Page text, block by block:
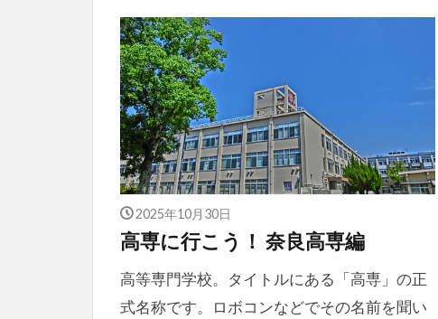
2025年10月30日
高専に行こう！ 奈良高専編
高等専門学校。タイトルにある「高専」の正
式名称です。ロボコンなどでその名前を聞い